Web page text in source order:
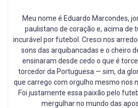
Meu nome é Eduardo Marcondes,
paulistano de coração e, acima de
incurável por futebol. Cresci nos
sons das arquibancadas e o cheiro
ensinaram desde cedo o que é
torcedor da Portuguesa — sim, da
que carrego com orgulho mesmo nos
Foi justamente essa paixão pelo
mergulhar no mundo das